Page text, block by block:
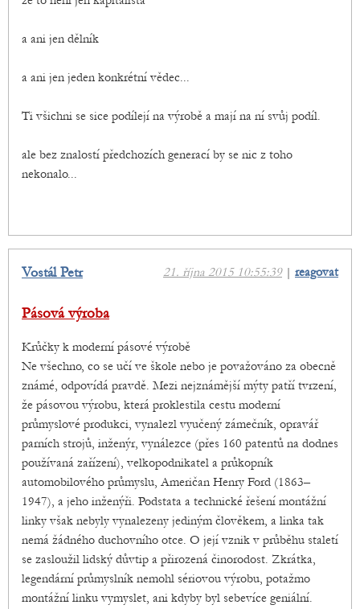
a ani jen dělník
a ani jen jeden konkrétní vědec...
Ti všichni se sice podílejí na výrobě a mají na ní svůj podíl.
ale bez znalostí předchozích generací by se nic z toho
nekonalo...
21. října 2015 10:55:39| reagovat
Vostál Petr
Pásová výroba
Krůčky k moderní pásové výrobě
Ne všechno, co se učí ve škole nebo je považováno za obecně
známé, odpovídá pravdě. Mezi nejznámější mýty patří tvrzení,
že pásovou výrobu, která proklestila cestu moderní
průmyslové produkci, vynalezl vyučený zámečník, opravář
parních strojů, inženýr, vynálezce (přes 160 patentů na dodnes
používaná zařízení), velkopodnikatel a průkopník
automobilového průmyslu, Američan Henry Ford (1863–
1947), a jeho inženýři. Podstata a technické řešení montážní
linky však nebyly vynalezeny jediným člověkem, a linka tak
nemá žádného duchovního otce. O její vznik v průběhu staletí
se zasloužil lidský důvtip a přirozená činorodost. Zkrátka,
legendární průmyslník nemohl sériovou výrobu, potažmo
montážní linku vymyslet, ani kdyby byl sebevíce geniální.